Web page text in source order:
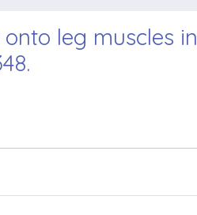
leg muscles in